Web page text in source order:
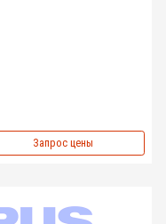
Запрос цены